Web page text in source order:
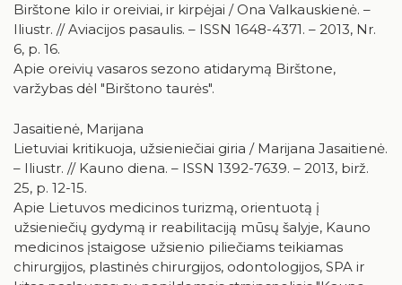
Birštone kilo ir oreiviai, ir kirpėjai / Ona Valkauskienė. –
Iliustr. // Aviacijos pasaulis. – ISSN 1648-4371. – 2013, Nr.
6, p. 16.
Apie oreivių vasaros sezono atidarymą Birštone,
varžybas dėl "Birštono taurės".
Jasaitienė, Marijana
Lietuviai kritikuoja, užsieniečiai giria / Marijana Jasaitienė.
– Iliustr. // Kauno diena. – ISSN 1392-7639. – 2013, birž.
25, p. 12-15.
Apie Lietuvos medicinos turizmą, orientuotą į
užsieniečių gydymą ir reabilitaciją mūsų šalyje, Kauno
medicinos įstaigose užsienio piliečiams teikiamas
chirurgijos, plastinės chirurgijos, odontologijos, SPA ir